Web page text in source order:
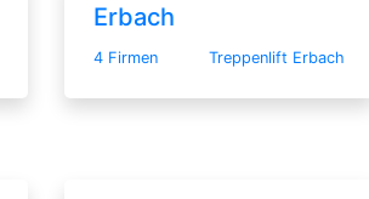
Erbach
4 Firmen Treppenlift Erbach